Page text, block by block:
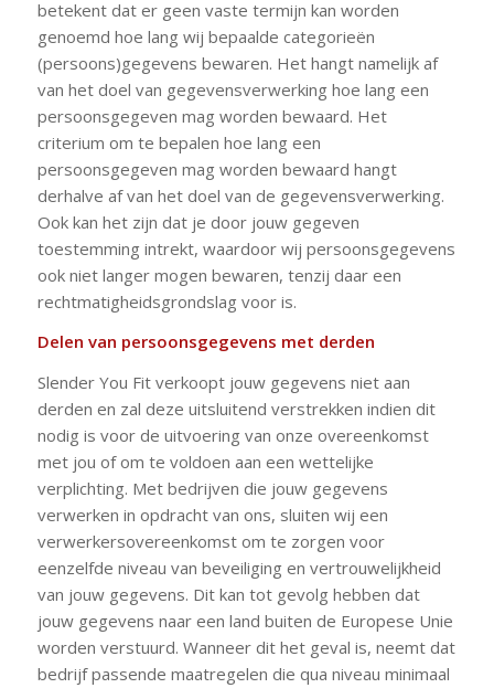
betekent dat er geen vaste termijn kan worden
genoemd hoe lang wij bepaalde categorieën
(persoons)gegevens bewaren. Het hangt namelijk af
van het doel van gegevensverwerking hoe lang een
persoonsgegeven mag worden bewaard. Het
criterium om te bepalen hoe lang een
persoonsgegeven mag worden bewaard hangt
derhalve af van het doel van de gegevensverwerking.
Ook kan het zijn dat je door jouw gegeven
toestemming intrekt, waardoor wij persoonsgegevens
ook niet langer mogen bewaren, tenzij daar een
rechtmatigheidsgrondslag voor is.
Delen van persoonsgegevens met derden
Slender You Fit verkoopt jouw gegevens niet aan
derden en zal deze uitsluitend verstrekken indien dit
nodig is voor de uitvoering van onze overeenkomst
met jou of om te voldoen aan een wettelijke
verplichting. Met bedrijven die jouw gegevens
verwerken in opdracht van ons, sluiten wij een
verwerkersovereenkomst om te zorgen voor
eenzelfde niveau van beveiliging en vertrouwelijkheid
van jouw gegevens. Dit kan tot gevolg hebben dat
jouw gegevens naar een land buiten de Europese Unie
worden verstuurd. Wanneer dit het geval is, neemt dat
bedrijf passende maatregelen die qua niveau minimaal